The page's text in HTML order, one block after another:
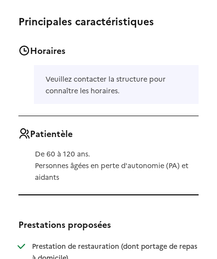
Principales caractéristiques
Horaires
Veuillez contacter la structure pour
connaître les horaires.
Patientèle
De 60 à 120 ans.
Personnes âgées en perte d'autonomie (PA) et
aidants
Prestations proposées
Prestation de restauration (dont portage de repas
: disponible
: non disponible